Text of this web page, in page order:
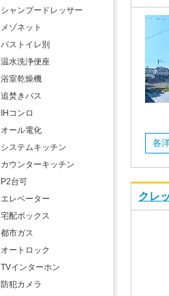
各
クレ
シャンプードレッサー
メゾネット
バストイレ別
温水洗浄便座
浴室乾燥機
追焚きバス
IHコンロ
オール電化
システムキッチン
カウンターキッチン
P2台可
エレベーター
宅配ボックス
都市ガス
オートロック
TVインターホン
防犯カメラ